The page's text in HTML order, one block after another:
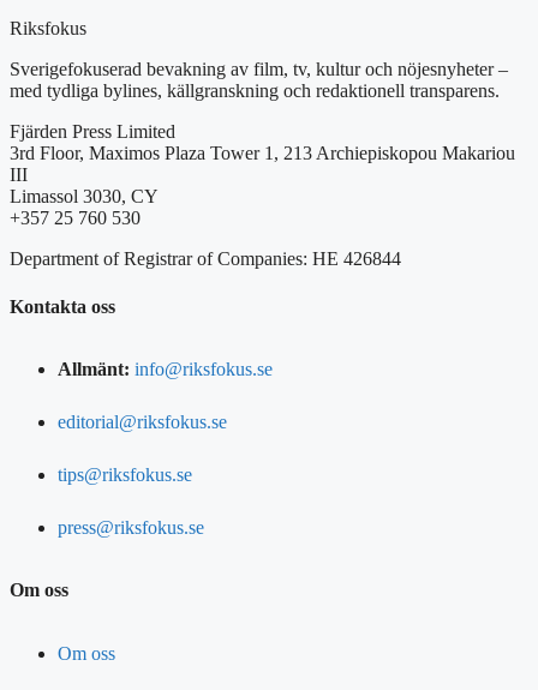
Riksfokus
Sverigefokuserad bevakning av film, tv, kultur och nöjesnyheter –
med tydliga bylines, källgranskning och redaktionell transparens.
Fjärden Press Limited
3rd Floor, Maximos Plaza Tower 1, 213 Archiepiskopou Makariou
III
Limassol 3030, CY
+357 25 760 530
Department of Registrar of Companies: HE 426844
Kontakta oss
Allmänt: info@riksfokus.se
editorial@riksfokus.se
tips@riksfokus.se
press@riksfokus.se
Om oss
Om oss